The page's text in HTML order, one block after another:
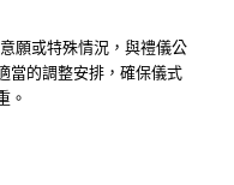
願或特殊情況，與禮儀公
當的調整安排，確保儀式
。